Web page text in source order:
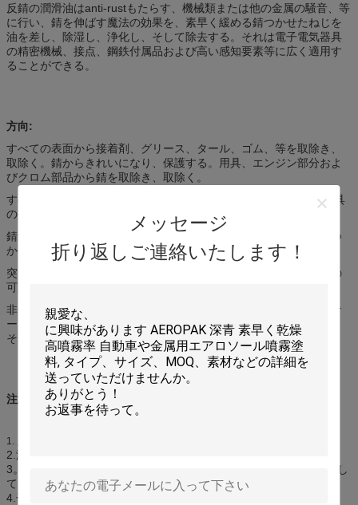
メッセージ
折り返しご連絡いたします！
反錆の潤滑油はanti-rustもたらす、機械類または他の金属の騒音、等
に行い、錆を伸ばす魔法の効果を、素早く緩める錆つかせたねじを
油を差し、除湿し、浄化し、そして除去する。それは電子電気器具
の精密機械、接点、鋼鉄付属品および高い感知要素等に広く適用す
ることができる。
方向:
すべての表面から接着剤、グリース、タール、ゴム、等を取除き、
取除く。錆からきれいになり、保護する。用具、エンジン部分およ
びクロム部品から錆を取除き、取除く。
すべての表面から湿気を、取除く例えば:点火プラグ、車の点火用具
の接合箇所、板モーターおよび機械。
錆つかせた部品、ロック、握られた基本、弁、接合箇所および錆つ
かせた金属ベルトをゆるめ、完全に突き通す。
突き通し、蝶番、ドア、窓、ばね、滑車、鎖、クラッチおよび他の
可動部分を油を差したり、従って騒々しいきしむ音を停止する。
非込み合いの粘着性があるエンジン部分、接合箇所、連結およびケ
ーブル油を差し。きれいにし、エンジンの内部の部品を突き通し、
そして錆を取除く。
注意:
1.
2.涼しい、乾燥した場所（45℃）
3。、穴をあけるために激しく打たなければ、または缶を焼却処分し
てはいけない。
4.子供の届かない保ちなさい;